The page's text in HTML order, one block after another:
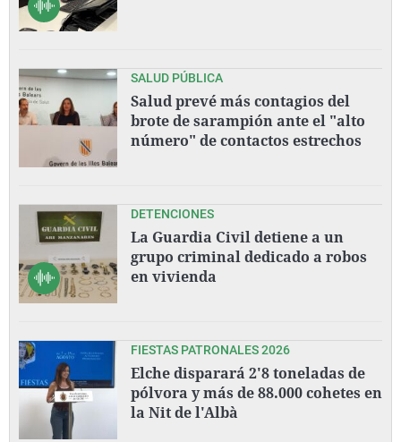
SALUD PÚBLICA
Salud prevé más contagios del
brote de sarampión ante el "alto
número" de contactos estrechos
DETENCIONES
La Guardia Civil detiene a un
grupo criminal dedicado a robos
en vivienda
FIESTAS PATRONALES 2026
Elche disparará 2'8 toneladas de
pólvora y más de 88.000 cohetes en
la Nit de l'Albà